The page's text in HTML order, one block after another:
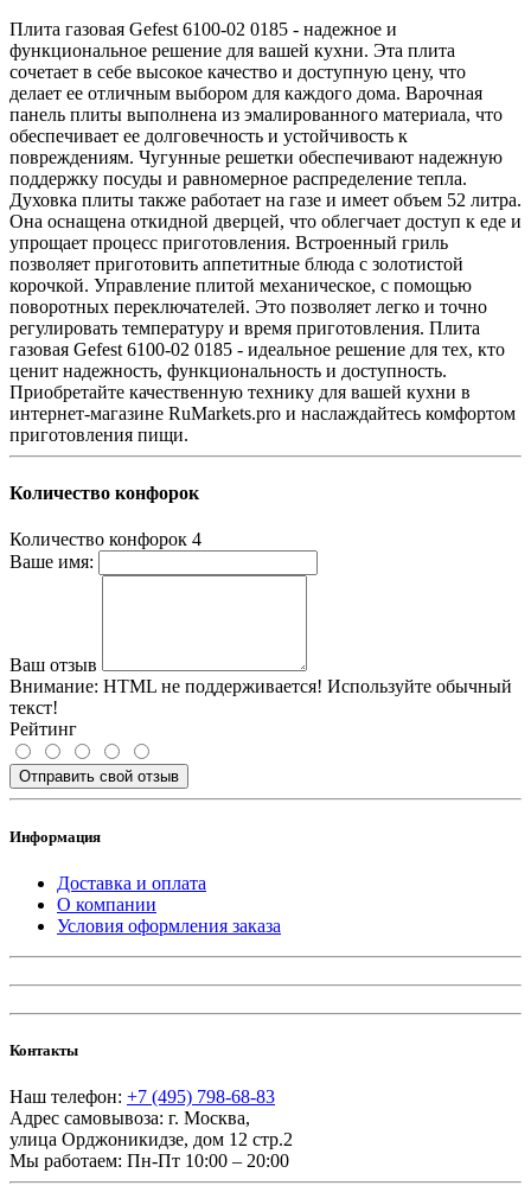
Плита газовая Gefest 6100-02 0185 - надежное и
функциональное решение для вашей кухни. Эта плита
сочетает в себе высокое качество и доступную цену, что
делает ее отличным выбором для каждого дома. Варочная
панель плиты выполнена из эмалированного материала, что
обеспечивает ее долговечность и устойчивость к
повреждениям. Чугунные решетки обеспечивают надежную
поддержку посуды и равномерное распределение тепла.
Духовка плиты также работает на газе и имеет объем 52 литра.
Она оснащена откидной дверцей, что облегчает доступ к еде и
упрощает процесс приготовления. Встроенный гриль
позволяет приготовить аппетитные блюда с золотистой
корочкой. Управление плитой механическое, с помощью
поворотных переключателей. Это позволяет легко и точно
регулировать температуру и время приготовления. Плита
газовая Gefest 6100-02 0185 - идеальное решение для тех, кто
ценит надежность, функциональность и доступность.
Приобретайте качественную технику для вашей кухни в
интернет-магазине RuMarkets.pro и наслаждайтесь комфортом
приготовления пищи.
Количество конфорок
Количество конфорок 4
Ваше имя:
Ваш отзыв
Внимание: HTML не поддерживается! Используйте обычный
текст!
Рейтинг
Отправить свой отзыв
Информация
Доставка и оплата
О компании
Условия оформления заказа
Контакты
Наш телефон: +7 (495) 798-68-83
Адрес самовывоза: г. Москва,
улица Орджоникидзе, дом 12 стр.2
Мы работаем: Пн-Пт 10:00 – 20:00